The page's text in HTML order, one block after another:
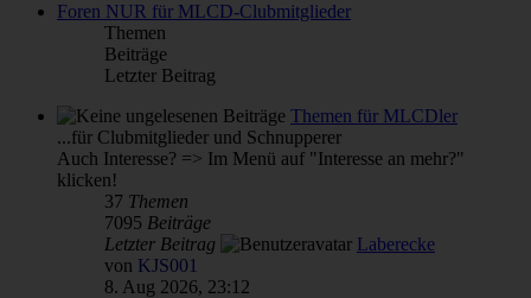
Foren NUR für MLCD-Clubmitglieder
Themen
Beiträge
Letzter Beitrag
Themen für MLCDler
...für Clubmitglieder und Schnupperer
Auch Interesse? => Im Menü auf "Interesse an mehr?"
klicken!
37 Themen
7095 Beiträge
Letzter Beitrag
Laberecke
von KJS001
8. Aug 2026, 23:12